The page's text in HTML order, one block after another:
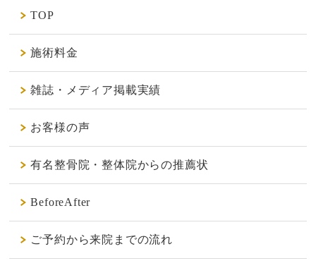
TOP
施術料金
雑誌・メディア掲載実績
お客様の声
有名整骨院・整体院からの推薦状
BeforeAfter
ご予約から来院までの流れ